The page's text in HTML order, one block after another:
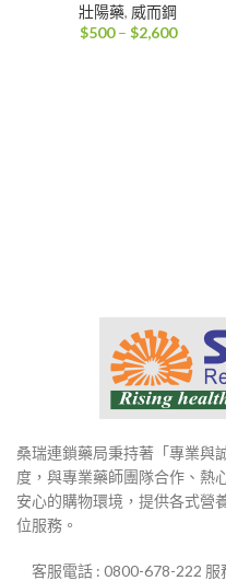
壯陽藥, 威而鋼
$500 – $2,600價
桑瑞連鎖藥局秉持著「專業與
度，與專業藥師團隊合作、熱
安心的購物環境，提供各式營
位服務。
客服電話 : 0800-678-222